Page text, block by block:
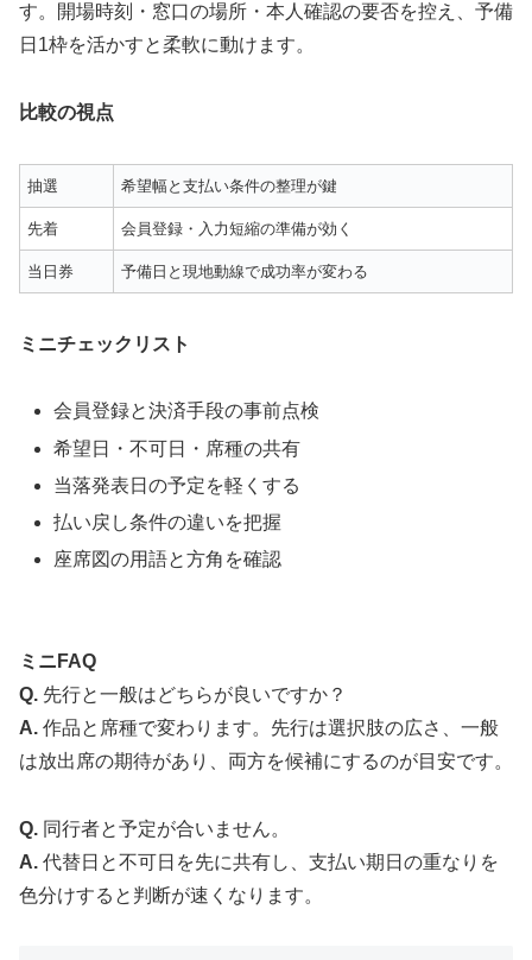
す。開場時刻・窓口の場所・本人確認の要否を控え、予備
日1枠を活かすと柔軟に動けます。
比較の視点
抽選 希望幅と支払い条件の整理が鍵
先着 会員登録・入力短縮の準備が効く
当日券 予備日と現地動線で成功率が変わる
ミニチェックリスト
会員登録と決済手段の事前点検
希望日・不可日・席種の共有
当落発表日の予定を軽くする
払い戻し条件の違いを把握
座席図の用語と方角を確認
ミニFAQ
Q. 先行と一般はどちらが良いですか？
A. 作品と席種で変わります。先行は選択肢の広さ、一般
は放出席の期待があり、両方を候補にするのが目安です。
Q. 同行者と予定が合いません。
A. 代替日と不可日を先に共有し、支払い期日の重なりを
色分けすると判断が速くなります。